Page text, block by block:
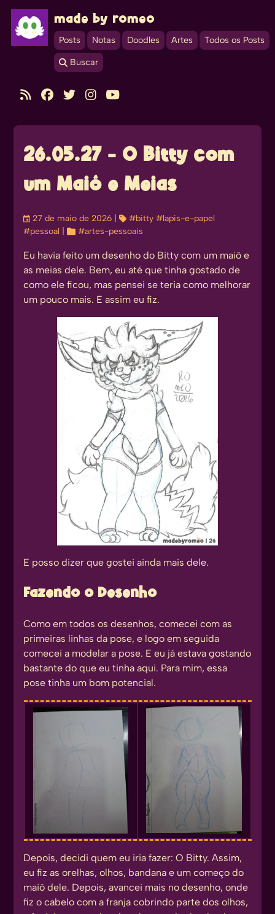
made by romeo
Posts Notas Doodles Artes Todos os Posts
 Buscar
    
26.05.27 - O Bitty com
um Maiô e Meias
󰃭27 de maio de 2026 | #bitty #lapis-e-papel
#pessoal
| #artes-pessoais
Eu havia feito um desenho do Bitty com um maiô e
as meias dele. Bem, eu até que tinha gostado de
como ele ficou, mas pensei se teria como melhorar
um pouco mais. E assim eu fiz.
E posso dizer que gostei ainda mais dele.
Fazendo o Desenho
Como em todos os desenhos, comecei com as
primeiras linhas da pose, e logo em seguida
comecei a modelar a pose. E eu já estava gostando
bastante do que eu tinha aqui. Para mim, essa
pose tinha um bom potencial.
Depois, decidi quem eu iria fazer: O Bitty. Assim,
eu fiz as orelhas, olhos, bandana e um começo do
maiô dele. Depois, avancei mais no desenho, onde
fiz o cabelo com a franja cobrindo parte dos olhos,